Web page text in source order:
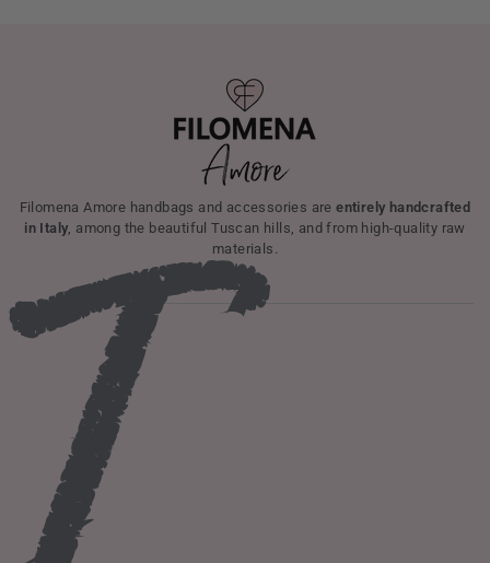
Filomena Amore handbags and accessories areentirely handcrafted
in Italy, among the beautiful Tuscan hills, and from high-quality raw
materials.